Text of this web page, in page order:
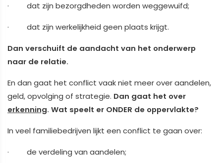
· dat zijn bezorgdheden worden weggewuifd;
· dat zijn werkelijkheid geen plaats krijgt.
Dan verschuift de aandacht van het onderwerp
naar de relatie.
En dan gaat het conflict vaak niet meer over aandelen,
geld, opvolging of strategie. Dan gaat het over
erkenning. Wat speelt er ONDER de oppervlakte?
In veel familiebedrijven lijkt een conflict te gaan over:
· de verdeling van aandelen;